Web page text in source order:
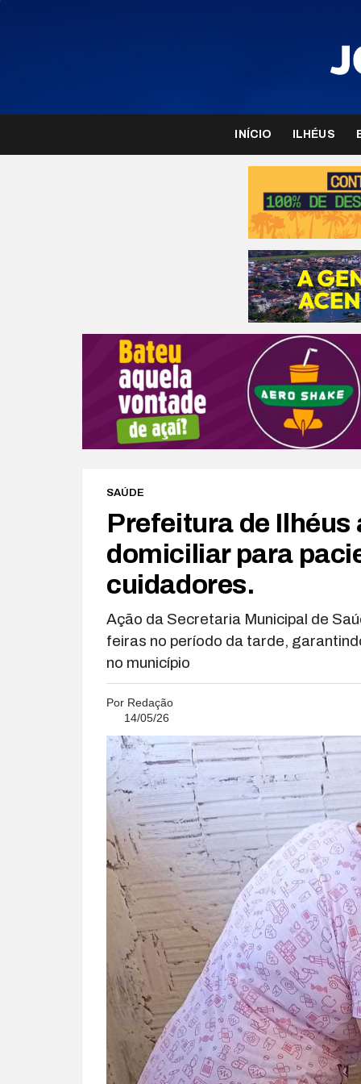
INÍCIO ILHÉUS
SAÚDE
Prefeitura de
domiciliar para
cuidadores.
Ação da Secretaria Municipal de
feiras no período da tarde,
no município
Por Redação
14/05/26